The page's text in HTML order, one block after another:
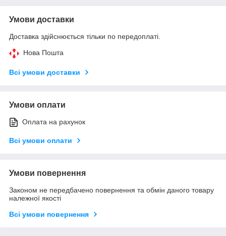
Умови доставки
Доставка здійснюється тільки по передоплаті.
Нова Пошта
Всі умови доставки
Умови оплати
Оплата на рахунок
Всі умови оплати
Умови повернення
Законом не передбачено повернення та обмін даного товару
належної якості
Всі умови повернення